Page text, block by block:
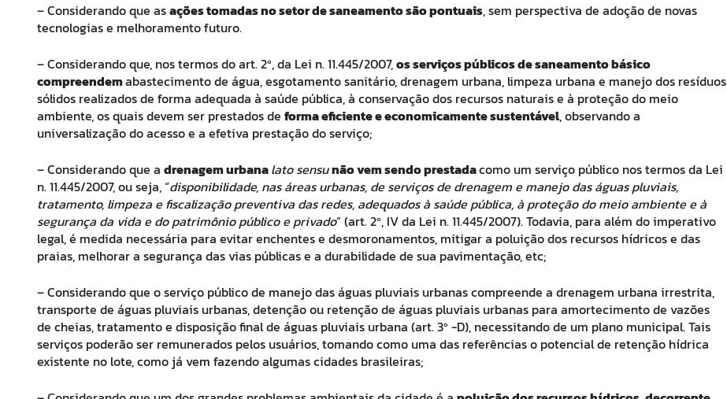
– Considerando que asações tomadas no setor de saneamento são pontuais, sem perspectiva de adoção de novas
tecnologias e melhoramento futuro.
– Considerando que, nos termos do art. 2º, da Lei n. 11.445/2007,os serviços públicos de saneamento básico
compreendemabastecimento de água, esgotamento sanitário, drenagem urbana, limpeza urbana e manejo dos resíduos
sólidos realizados de forma adequada à saúde pública, à conservação dos recursos naturais e à proteção do meio
ambiente, os quais devem ser prestados de forma eficiente e economicamente sustentável, observando a
universalização do acesso e a efetiva prestação do serviço;
– Considerando que a drenagem urbanalato sensunão vem sendo prestadacomo um serviço público nos termos da Lei
n. 11.445/2007, ou seja, “disponibilidade, nas áreas urbanas, de serviços de drenagem e manejo das águas pluviais,
tratamento, limpeza e fiscalização preventiva das redes, adequados à saúde pública, à proteção do meio ambiente e à
segurança da vida e do patrimônio público e privado” (art. 2º, IV da Lei n. 11.445/2007). Todavia, para além do imperativo
legal, é medida necessária para evitar enchentes e desmoronamentos, mitigar a poluição dos recursos hídricos e das
praias, melhorar a segurança das vias públicas e a durabilidade de sua pavimentação, etc;
– Considerando que o serviço público de manejo das águas pluviais urbanas compreende a drenagem urbana irrestrita,
transporte de águas pluviais urbanas, detenção ou retenção de águas pluviais urbanas para amortecimento de vazões
de cheias, tratamento e disposição final de águas pluviais urbana (art. 3º -D), necessitando de um plano municipal. Tais
serviços poderão ser remunerados pelos usuários, tomando como uma das referências o potencial de retenção hídrica
existente no lote, como já vem fazendo algumas cidades brasileiras;